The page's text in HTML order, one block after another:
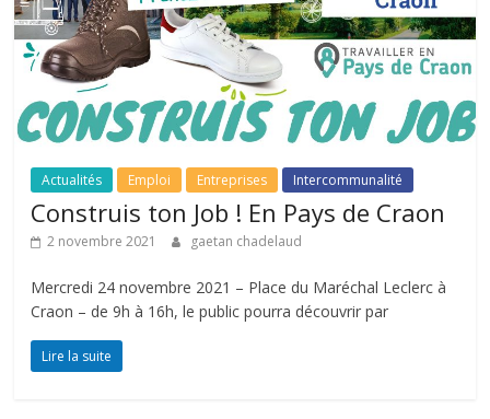
Actualités Emploi Entreprises Intercommunalité
Construis ton Job ! En Pays de Craon
2 novembre 2021 gaetan chadelaud
Mercredi 24 novembre 2021 – Place du Maréchal Leclerc à
Craon – de 9h à 16h, le public pourra découvrir par
Lire la suite